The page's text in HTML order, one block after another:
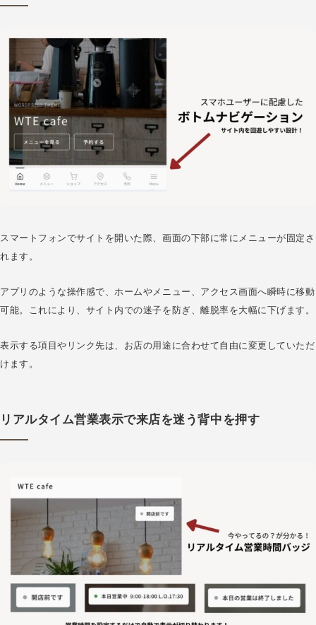
スマートフォンでサイトを開いた際、画面の下部に常にメニューが固定さ
れます。
アプリのような操作感で、ホームやメニュー、アクセス画面へ瞬時に移動
可能。これにより、サイト内での迷子を防ぎ、離脱率を大幅に下げます。
表示する項目やリンク先は、お店の用途に合わせて自由に変更していただ
けます。
リアルタイム営業表示で来店を迷う背中を押す